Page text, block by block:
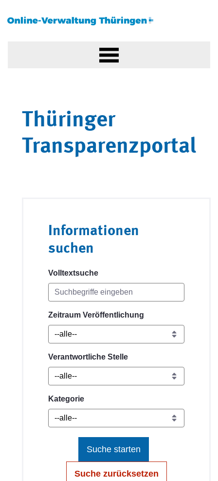
Thüringer
Transparenzportal
Informationen
suchen
Volltextsuche
Zeitraum Veröffentlichung
Verantwortliche Stelle
Kategorie
Suche starten
Suche zurücksetzen